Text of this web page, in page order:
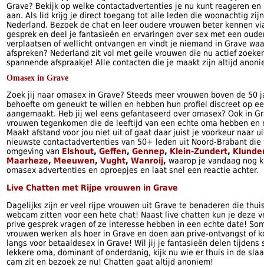
Grave? Bekijk op welke contactadvertenties je nu kunt reageren
aan. Als lid krijg je direct toegang tot alle leden die woonachtig
Nederland. Bezoek de chat en leer oudere vrouwen beter kennen
gesprek en deel je fantasieën en ervaringen over sex met een
verplaatsen of wellicht ontvangen en vindt je niemand in Grave
afspreken? Nederland zit vol met geile vrouwen die nu actief
spannende afspraakje! Alle contacten die je maakt zijn altijd
Omasex in Grave
Zoek jij naar omasex in Grave? Steeds meer vrouwen boven de 50
behoefte om geneukt te willen en hebben hun profiel discreet op
aangemaakt. Heb jij wel eens gefantaseerd over omasex? Ook in
vrouwen tegenkomen die de leeftijd van een echte oma hebben
Maakt afstand voor jou niet uit of gaat daar juist je voorkeur naar
nieuwste contactadvertenties van 50+ leden uit Noord-Brabant
omgeving van Elshout, Geffen, Gennep, Klein-Zundert,
Maarheze, Meeuwen, Vught, Wanroij, waarop je vandaag nog
omasex advertenties en oproepjes en laat snel een reactie achter.
Live Chatten met Rijpe vrouwen in Grave
Dagelijks zijn er veel rijpe vrouwen uit Grave te benaderen die
webcam zitten voor een hete chat! Naast live chatten kun je deze
prive gesprek vragen of ze interesse hebben in een echte date!
vrouwen werken als hoer in Grave en doen aan prive-ontvangst of
langs voor betaaldesex in Grave! Wil jij je fantasieën delen tijdens
lekkere oma, dominant of onderdanig, kijk nu wie er thuis in de
cam zit en bezoek ze nu! Chatten gaat altijd anoniem!